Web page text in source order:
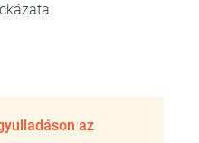
az